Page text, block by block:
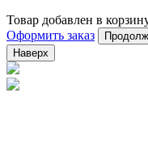
Товар добавлен в
Оформить заказ
Наверх